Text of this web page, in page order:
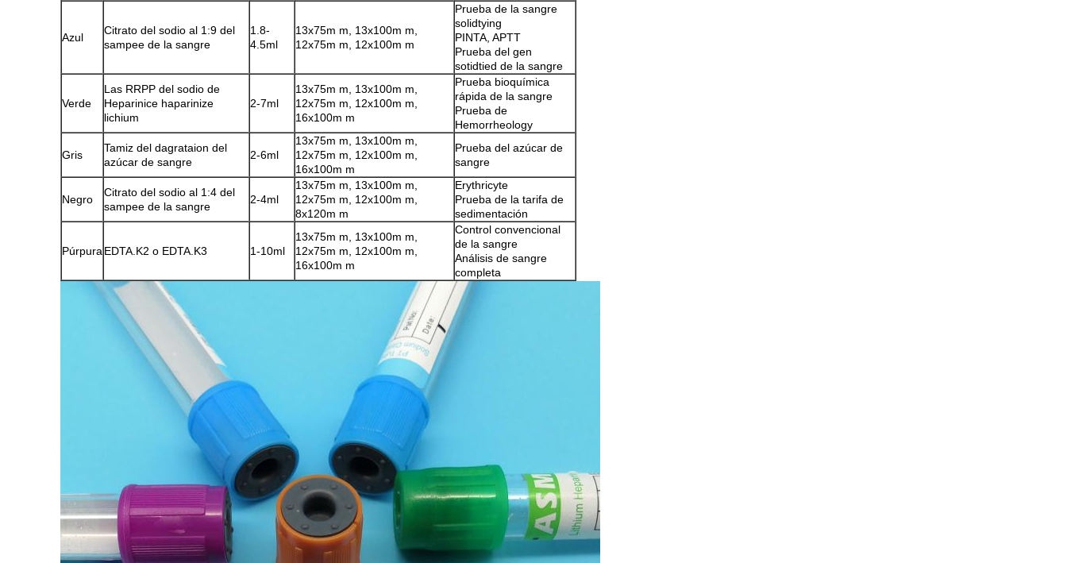
Azul
Citrato del sodio al 1:9 del
sampee de la sangre
1.8-
4.5ml
13x75m m, 13x100m m,
12x75m m, 12x100m m
Prueba de la sangre
solidtying
PINTA, APTT
Prueba del gen
sotidtied de la sangre
Verde
Las RRPP del sodio de
Heparinice haparinize
lichium
2-7ml
13x75m m, 13x100m m,
12x75m m, 12x100m m,
16x100m m
Prueba bioquímica
rápida de la sangre
Prueba de
Hemorrheology
Gris
Tamiz del dagrataion del
azúcar de sangre
2-6ml
13x75m m, 13x100m m,
12x75m m, 12x100m m,
16x100m m
Prueba del azúcar de
sangre
Negro
Citrato del sodio al 1:4 del
sampee de la sangre
2-4ml
13x75m m, 13x100m m,
12x75m m, 12x100m m,
8x120m m
Erythricyte
Prueba de la tarifa de
sedimentación
Púrpura EDTA.K2 o EDTA.K3 1-10ml
13x75m m, 13x100m m,
12x75m m, 12x100m m,
16x100m m
Control convencional
de la sangre
Análisis de sangre
completa